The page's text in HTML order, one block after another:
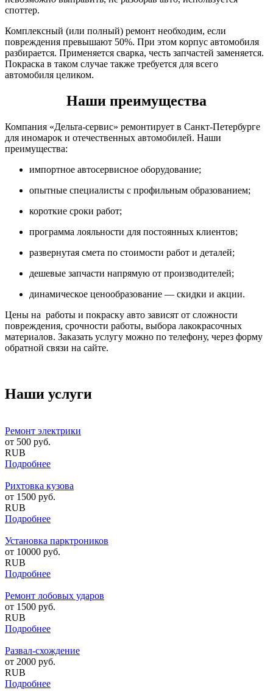
споттер.
Комплексный (или полный) ремонт необходим, если
повреждения превышают 50%. При этом корпус автомобиля
разбирается. Применяется сварка, честь запчастей заменяется.
Покраска в таком случае также требуется для всего
автомобиля целиком.
Наши преимущества
Компания «Дельта-сервис» ремонтирует в Санкт-Петербурге
для иномарок и отечественных автомобилей. Наши
преимущества:
импортное автосервисное оборудование;
опытные специалисты с профильным образованием;
короткие сроки работ;
программа лояльности для постоянных клиентов;
развернутая смета по стоимости работ и деталей;
дешевые запчасти напрямую от производителей;
динамическое ценообразование — скидки и акции.
Цены на работы и покраску авто зависят от сложности
повреждения, срочности работы, выбора лакокрасочных
материалов. Заказать услугу можно по телефону, через форму
обратной связи на сайте.
Наши услуги
Ремонт электрики
от 500 руб.
RUB
Подробнее
Рихтовка кузова
от 1500 руб.
RUB
Подробнее
Установка парктроников
от 10000 руб.
RUB
Подробнее
Ремонт лобовых ударов
от 1500 руб.
RUB
Подробнее
Развал-схождение
от 2000 руб.
RUB
Подробнее